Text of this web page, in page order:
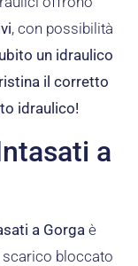
, con possibilità
un idraulico
il corretto
idraulico!
a
a Gorga è
bloccato